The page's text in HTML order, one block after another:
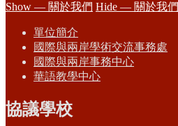
Show — 關於我們 Hide — 關於我們
單位簡介
國際與兩岸學術交流事務處
國際與兩岸事務中心
華語教學中心
協議學校